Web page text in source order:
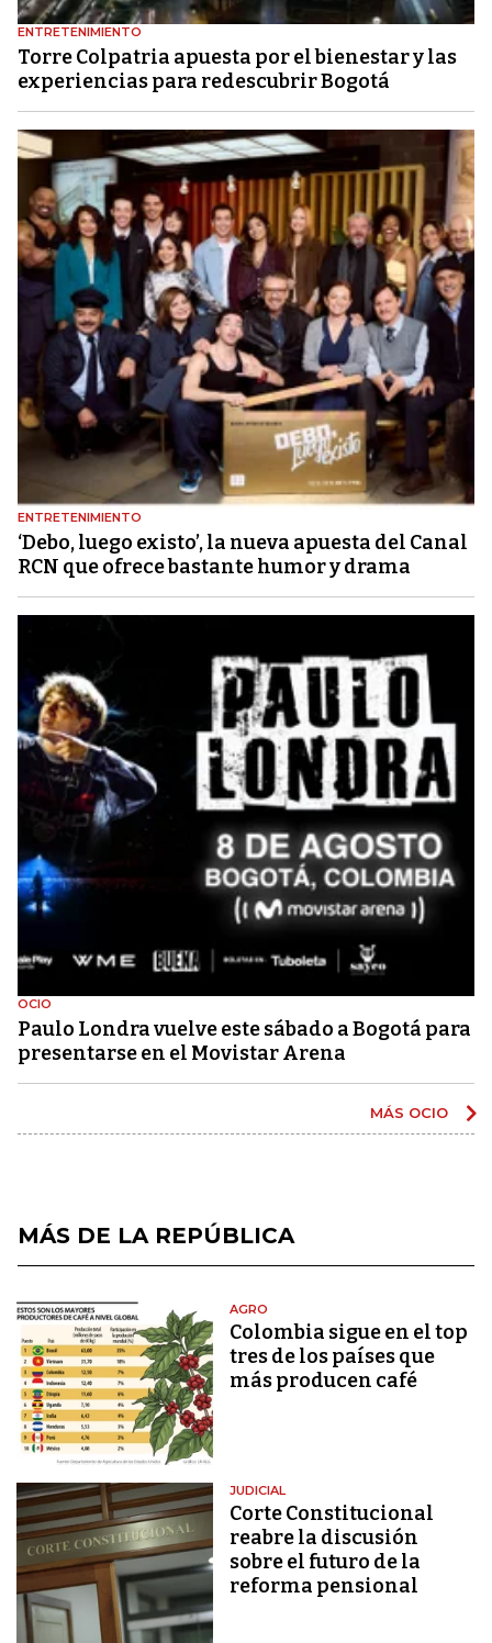
ENTRETENIMIENTO
Torre Colpatria apuesta por el bienestar y las
experiencias para redescubrir Bogotá
ENTRETENIMIENTO
‘Debo, luego existo’, la nueva apuesta del Canal
RCN que ofrece bastante humor y drama
OCIO
Paulo Londra vuelve este sábado a Bogotá para
presentarse en el Movistar Arena
MÁS OCIO
MÁS DE LA REPÚBLICA
AGRO
Colombia sigue en el top
tres de los países que
más producen café
JUDICIAL
Corte Constitucional
reabre la discusión
sobre el futuro de la
reforma pensional